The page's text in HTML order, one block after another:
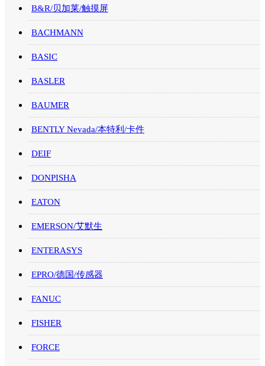
B&R/贝加莱/触摸屏
BACHMANN
BASIC
BASLER
BAUMER
BENTLY Nevada/本特利/卡件
DEIF
DONPISHA
EATON
EMERSON/艾默生
ENTERASYS
EPRO/德国/传感器
FANUC
FISHER
FORCE